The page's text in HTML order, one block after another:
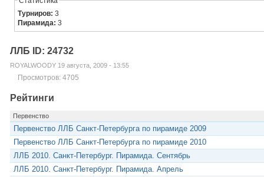
Турниров:3
Пирамида:3
ЛЛБ ID: 24732
ROYALWOODY 19 августа, 2009 - 13:55
Просмотров: 4705
Рейтинги
Первенство
Первенство ЛЛБ Санкт-Петербурга по пирамиде 2009
Первенство ЛЛБ Санкт-Петербурга по пирамиде 2010
ЛЛБ 2010. Санкт-Петербург. Пирамида. Сентябрь
ЛЛБ 2010. Санкт-Петербург. Пирамида. Апрель